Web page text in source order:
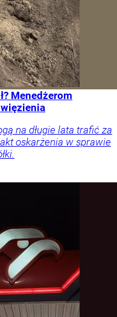
Menedżerom
na długie lata trafić za
oskarżenia w sprawie